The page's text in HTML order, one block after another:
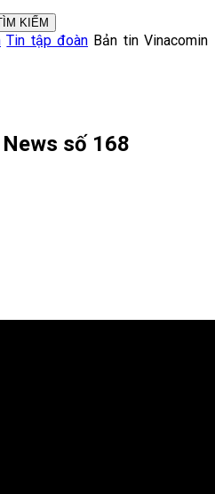
Tin tập đoàn Bản tin Vinacomin
số 168